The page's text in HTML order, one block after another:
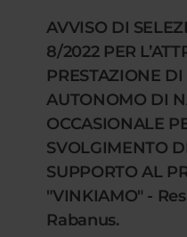
AVVISO DI
8/2022 PER
PRESTAZIONE
AUTONOMO DI
OCCASIONALE
SVOLGIMENTO
SUPPORTO AL
"VINKIAMO" -
Rabanus.